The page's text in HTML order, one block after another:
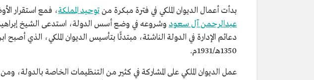
بدأت أعمال الديوان الملكي في فترة مبكرة منتوحيد المملكة، فمع استقرار
عبدالرحمن آل سعود وشروعه في وضع أسس الدولة، استدعى الشيخ
دعائم الإدارة في الدولة الناشئة، مبتدئًا بتأسيس الديوان الملكي، الذي
1350هـ/1931م.
عمل الديوان الملكي على المشاركة في كثير من التنظيمات الخاصة